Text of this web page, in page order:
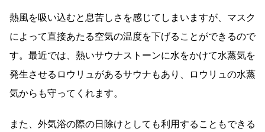
熱風を吸い込むと息苦しさを感じてしまいますが、マスク
によって直接あたる空気の温度を下げることができるので
す。最近では、熱いサウナストーンに水をかけて水蒸気を
発生させるロウリュがあるサウナもあり、ロウリュの水蒸
気からも守ってくれます。
また、外気浴の際の日除けとしても利用することもできる